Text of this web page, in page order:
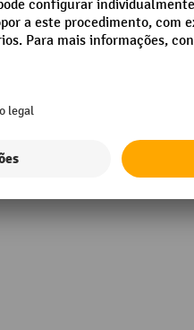
Material
Número
Mostrar todos os detalhes